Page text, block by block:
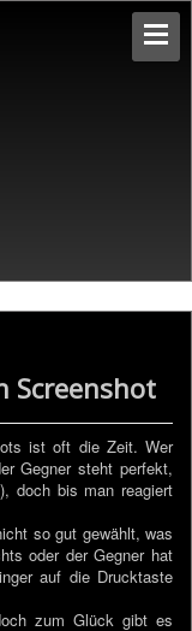
Screenshot
ist oft die Zeit. Wer
Gegner steht perfekt,
doch bis man reagiert
so gut gewählt, was
oder der Gegner hat
auf die Drucktaste
zum Glück gibt es